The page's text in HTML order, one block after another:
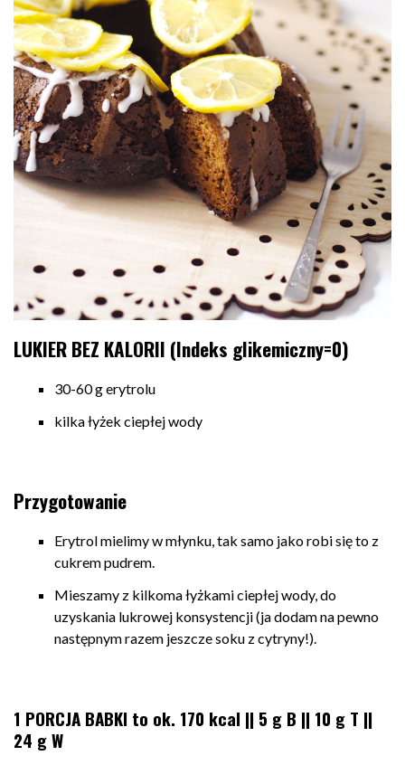
LUKIER BEZ KALORII (Indeks glikemiczny=0)
30-60 g erytrolu
kilka łyżek ciepłej wody
Przygotowanie
Erytrol mielimy w młynku, tak samo jako robi się to z
cukrem pudrem.
Mieszamy z kilkoma łyżkami ciepłej wody, do
uzyskania lukrowej konsystencji (ja dodam na pewno
następnym razem jeszcze soku z cytryny!).
1 PORCJA BABKI to ok. 170 kcal || 5 g B || 10 g T ||
24 g W